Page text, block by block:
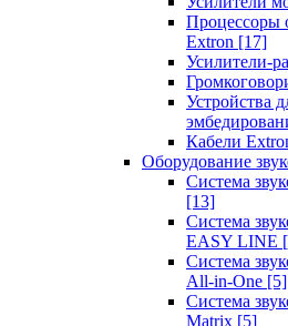
Процессоры
Extron [17]
Усилители-
Устройства
Кабели
Оборудование
Система
[13]
Система
EASY LINE
Система
All-in-One [5]
Система
Matrix [5]